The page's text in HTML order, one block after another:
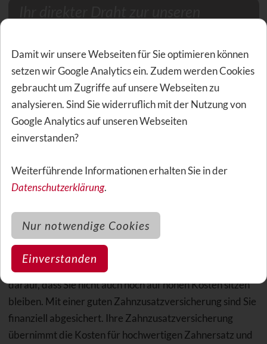
...oder für später einen
Beratungsterminbuchen!
Verwandte Themen zu diesem Artikel
Empfehlungen für Sie auch von Interesse sein.
Finanzielle Vorteile durch
Zahnzusatzversicherungen
Eine Behandlung beim Zahnarzt mag niemand. Achten Sie
darauf, dass Sie nicht auch noch auf hohen Kosten sitzen
bleiben. Mit einer guten Zahnzusatzversicherung sind Sie
finanziell abgesichert. Ihre Zahnzusatzversicherung
übernimmt die Kosten für hochwertigen Zahnersatz und
Damit wir unsere Webseiten für Sie optimieren können
setzen wir Google Analytics ein. Zudem werden Cookies
gebraucht um Zugriffe auf unsere Webseiten zu
analysieren. Sind Sie widerruflich mit der Nutzung von
Google Analytics auf unseren Webseiten
einverstanden?
Weiterführende Informationen erhalten Sie in der
Datenschutzerklärung.
Nur notwendige Cookies
Einverstanden